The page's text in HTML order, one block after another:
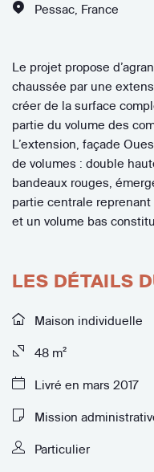
Pessac France
Le projet propose
chaussée par une
créer de la surface
partie du volume des
L’extension, façade
de volumes : double
bandeaux rouges,
partie centrale reprenant
et un volume bas
LES DÉTAILS
Maison individuelle
48 m²
Livré en mars 2017
Mission
Particulier